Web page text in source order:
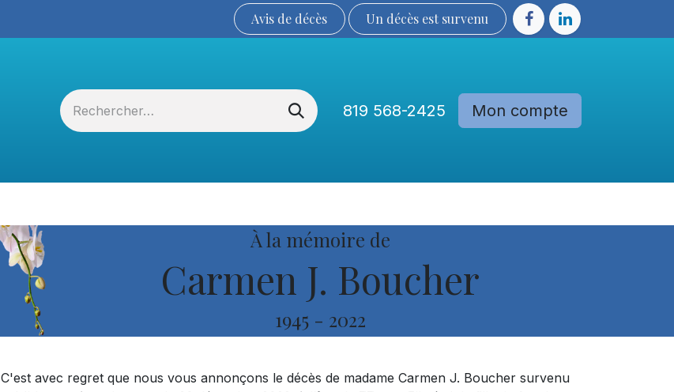
Avis de décès Un décès est sur​​​​​​​​ve​nu​​​​​​​​​​
819 568-2425 Mon compte
À la mémoire de
Carmen J. Boucher
1945 - 2022
C'est avec regret que nous vous annonçons le décès de madame Carmen J. Boucher survenu